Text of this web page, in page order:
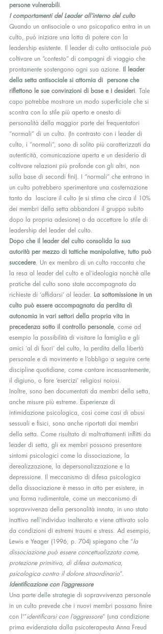
persone vulnerabili.
I comportamenti del Leader all’interno del culto
Quando un antisociale o uno psicopatico entra in un
culto, può iniziare una lotta di potere con la
leadership esistente. Il leader di culto antisociale può
coltivare un “contesto” di compagni di viaggio che
prontamente sostengono ogni sua azione. Il leader
della setta antisociale si attornia di  persone che
riflettono le sue convinzioni di base e i desideri. Tale
capo potrebbe mostrare un modo superficiale che si
scontra con lo stile più aperto e onesto di
personalità della maggior parte dei frequentatori
“normali” di un culto. (In contrasto con i leader di
culto, i “normali”, sono di solito più caratterizzati da
autenticità, comunicazione aperta e un desiderio di
coltivare relazioni più profonde con gli altri, non
sulla base di secondi fini). I “normali” che entrano in
un culto potrebbero sperimentare una costernazione
tanto da  lasciare il culto (e si stima che circa il 10%
dei membri della setta abbandoni il gruppo subito
dopo la propria adesione) o da accettare lo stile di
leadership del leader del culto.
Dopo che il leader del culto consolida la sua
autorità per mezzo di tattiche manipolative, tutto può
succedere. Un ex membro di un culto racconta che
la resa al leader del culto e al’ideologia nonchè alle
pratiche del culto sono state accompagnata da
richieste di ‘affidarsi’ al leader. La sottomissione in un
culto può essere accompagnata da perdita di
autonomia in vari settori della propria vita in
precedenza sotto il controllo personale, come ad
esempio la possibilità di visitare la famiglia e gli
amici ‘al di fuori’ del culto, la perdita della libertà
personale e di movimento e l’obbligo a seguire certe
discipline quotidiane, come cantare incessantemente,
il digiuno, o fare ‘esercizi’ religiosi noiosi.
Inoltre, sono ben documentati da membri della setta,
anche misure più estreme. Esperienze di
intimidazione psicologica, così come casi di abusi
sessuali e fisici, sono anche riportati dai membri
della setta. Come risultato di maltrattamenti inflitti da
leader di setta, gli ex membri possono presentare
sintomi psicologici come la dissociazione, la
derealizzazione, la depersonalizzazione e la
depressione. Il meccanismo di difesa psicologica
della dissociazione è messo in atto per esistere, in
una forma rudimentale, come un meccanismo di
sopravvivenza della personalità innata, in uno stato
inattivo nell’individuo inalterato e viene attivato solo
da condizioni di estremi traumi e stress. Ad esempio,
Lewis e Yeager (1996, p. 704) spiegano che “la
dissociazione può essere concettualizzata come,
protezione primitiva, di difesa automatica,
psicologica contro il dolore straordinario“.
Identificazione con l’aggressore
Una parte delle strategie di sopravvivenza personale
in un culto prevede che i nuovi membri possano finire
con l'”identificarsi con l’aggressore” (una condizione
prima evidenziata dalla psicoterapeuta Anna Freud